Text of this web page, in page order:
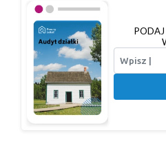
PODAJ